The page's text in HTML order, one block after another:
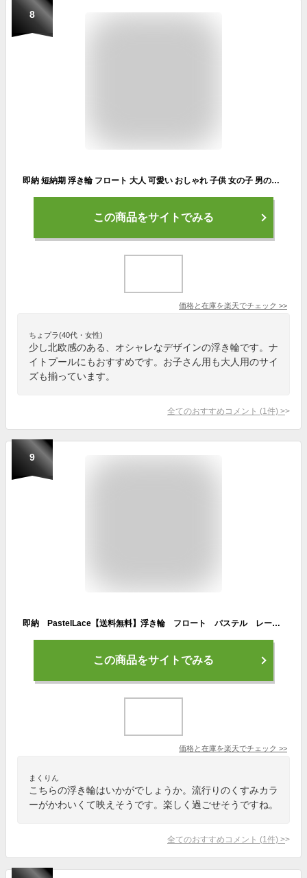
8
即納 短納期 浮き輪 フロート 大人 可愛い おしゃれ 子供 女の子 男の子 大人/子供共用 フロート うきわ 夏 海 川 ビーチ プール おもしろ浮輪 オシャレ浮輪 うきわ 波乗り 浮輪 水遊び 夏休み 海 海水浴 60/70/80/90/100cm
この商品をサイトでみる
価格と在庫を楽天でチェック >>
ちょプラ(40代・女性)
少し北欧感のある、オシャレなデザインの浮き輪です。ナ
イトプールにもおすすめです。お子さん用も大人用のサイ
ズも揃っています。
全てのおすすめコメント (1 件) >
9
即納 PastelLace【送料無料】浮き輪 フロート パステル レース インスタ インスタ映え SNS SNS映え 大人用 子供用 大人用浮き輪 子供用浮き輪 60 70 80 90 プール ビーチ 海 海水浴 夏休み 可愛い かわいい おしゃれ
この商品をサイトでみる
価格と在庫を楽天でチェック >>
まくりん
こちらの浮き輪はいかがでしょうか。流行りのくすみカラ
ーがかわいくて映えそうです。楽しく過ごせそうですね。
全てのおすすめコメント (1 件) >